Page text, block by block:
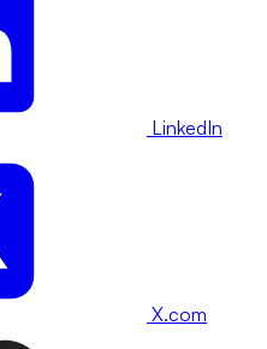
LinkedIn
X.com